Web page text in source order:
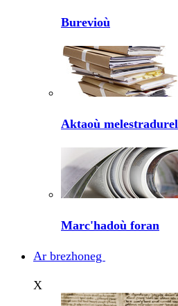
Burevioù
Aktaoù melestradurel
Marc'hadoù foran
Ar brezhoneg
X